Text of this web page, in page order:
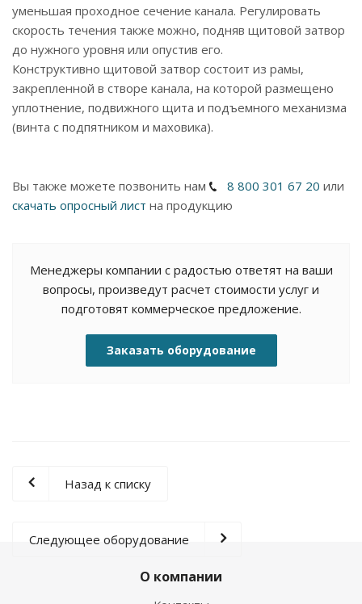
уменьшая проходное сечение канала. Регулировать
скорость течения также можно, подняв щитовой затвор
до нужного уровня или опустив его.
Конструктивно щитовой затвор состоит из рамы,
закрепленной в створе канала, на которой размещено
уплотнение, подвижного щита и подъемного механизма
(винта с подпятником и маховика).
Вы также можете позвонить нам 8 800 301 67 20 или
скачать опросный лист на продукцию
Менеджеры компании с радостью ответят на ваши
вопросы, произведут расчет стоимости услуг и
подготовят коммерческое предложение.
Заказать оборудование
Назад к списку
Следующее оборудование
О компании